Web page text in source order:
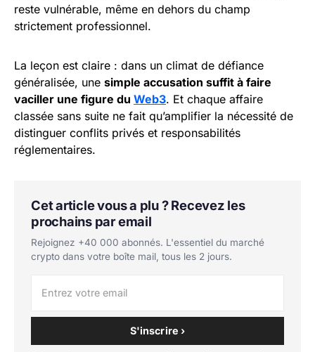
reste vulnérable, même en dehors du champ
strictement professionnel.
La leçon est claire : dans un climat de défiance
généralisée, une simple accusation suffit à faire
vaciller une figure du Web3. Et chaque affaire
classée sans suite ne fait qu’amplifier la nécessité de
distinguer conflits privés et responsabilités
réglementaires.
Cet article vous a plu ? Recevez les
prochains par email
Rejoignez +40 000 abonnés. L'essentiel du marché
crypto dans votre boîte mail, tous les 2 jours.
S'inscrire ›